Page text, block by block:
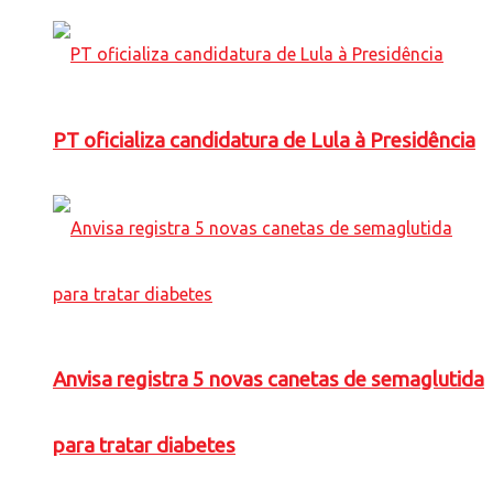
PT oficializa candidatura de Lula à Presidência
Anvisa registra 5 novas canetas de semaglutida
para tratar diabetes